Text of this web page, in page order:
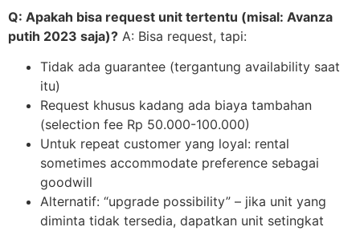
Q: Apakah bisa request unit tertentu (misal: Avanza
putih 2023 saja)? A: Bisa request, tapi:
Tidak ada guarantee (tergantung availability saat
itu)
Request khusus kadang ada biaya tambahan
(selection fee Rp 50.000-100.000)
Untuk repeat customer yang loyal: rental
sometimes accommodate preference sebagai
goodwill
Alternatif: “upgrade possibility” – jika unit yang
diminta tidak tersedia, dapatkan unit setingkat